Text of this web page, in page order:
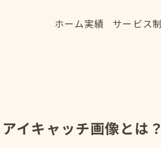
ホーム実績
サービス
イキャッチ画像とは